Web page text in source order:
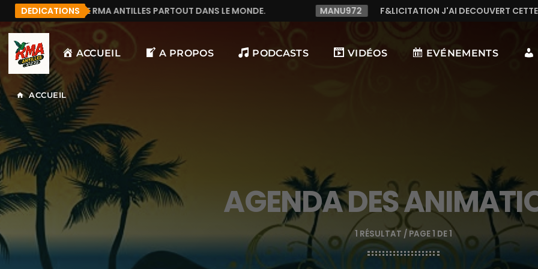
DEDICATIONS
PARTOUT DANS LE MONDE. MANU972 F&LICITATION J'AI DECOUVERT CETTE RADIO C LE TOP,TRES
ACCUEIL A PROPOS PODCASTS VIDÉOS EVÉNEMENTS
home ACCUEIL
AGENDA DES
1 RÉSULTAT / PAGE 1 DE 1